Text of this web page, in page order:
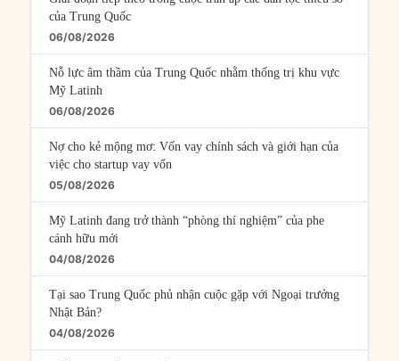
của Trung Quốc
06/08/2026
Nỗ lực âm thầm của Trung Quốc nhằm thống trị khu vực
Mỹ Latinh
06/08/2026
Nợ cho kẻ mộng mơ: Vốn vay chính sách và giới hạn của
việc cho startup vay vốn
05/08/2026
Mỹ Latinh đang trở thành “phòng thí nghiệm” của phe
cánh hữu mới
04/08/2026
Tại sao Trung Quốc phủ nhận cuộc gặp với Ngoại trưởng
Nhật Bản?
04/08/2026